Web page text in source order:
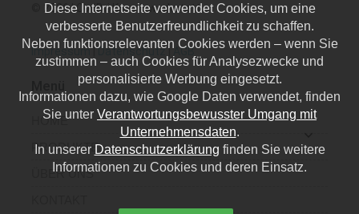
© 2026 | CoriBri Kreativwerkstatt
Impressum|Datenschutz|AGB
HOME
PRODUKTE
ÜBER UNS
Diese Internetseite verwendet Cookies, um eine
verbesserte Benutzerfreundlichkeit zu schaffen.
Neben funktionsrelevanten Cookies werden – wenn Sie
zustimmen – auch Cookies für Analysezwecke und
personalisierte Werbung eingesetzt.
Informationen dazu, wie Google Daten verwendet, finden
Sie unter Verantwortungsbewusster Umgang mit
Unternehmensdaten.
In unserer Datenschutzerklärung finden Sie weitere
Informationen zu Cookies und deren Einsatz.